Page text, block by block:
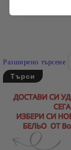
Разширено търсене